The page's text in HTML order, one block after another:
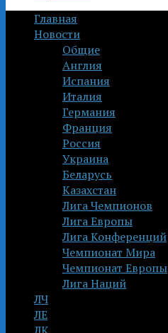
Главная
Новости
Общие
Англия
Испания
Италия
Германия
Франция
Россия
Украина
Беларусь
Казахстан
Лига Чемпионов
Лига Европы
Лига Конференций
Чемпионат Мира
Чемпионат Европы
Лига Наций
ЛЧ
ЛЕ